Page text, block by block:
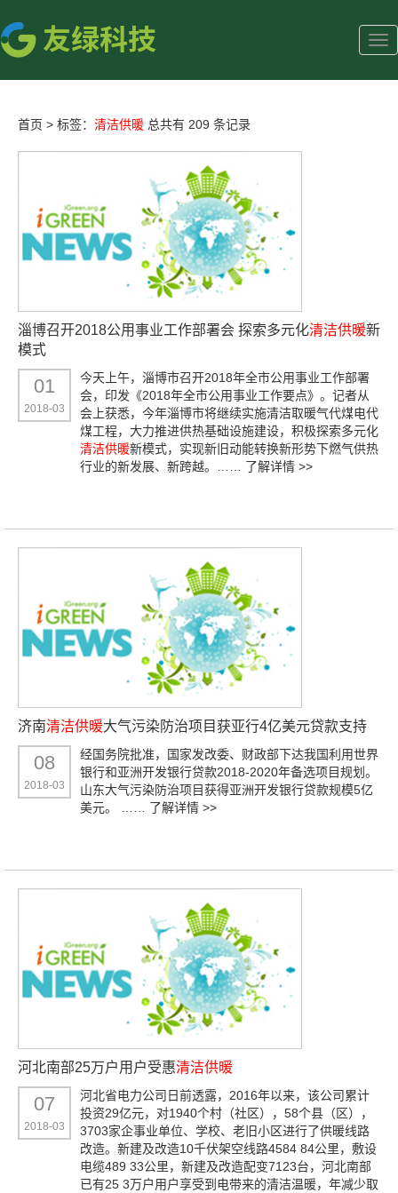
首页 > 标签： 清洁供暖 总共有 209 条记录
淄博召开2018公用事业工作部署会 探索多元化清洁供暖新
模式
01
2018-03
今天上午，淄博市召开2018年全市公用事业工作部署
会，印发《2018年全市公用事业工作要点》。记者从
会上获悉，今年淄博市将继续实施清洁取暖气代煤电代
煤工程，大力推进供热基础设施建设，积极探索多元化
清洁供暖新模式，实现新旧动能转换新形势下燃气供热
行业的新发展、新跨越。…… 了解详情 >>
济南清洁供暖大气污染防治项目获亚行4亿美元贷款支持
08
2018-03
经国务院批准，国家发改委、财政部下达我国利用世界
银行和亚洲开发银行贷款2018-2020年备选项目规划。
山东大气污染防治项目获得亚洲开发银行贷款规模5亿
美元。 …… 了解详情 >>
河北南部25万户用户受惠清洁供暖
07
2018-03
河北省电力公司日前透露，2016年以来，该公司累计
投资29亿元，对1940个村（社区），58个县（区），
3703家企事业单位、学校、老旧小区进行了供暖线路
改造。新建及改造10千伏架空线路4584 84公里，敷设
电缆489 33公里，新建及改造配变7123台，河北南部
已有25 3万户用户享受到电带来的清洁温暖，年减少取